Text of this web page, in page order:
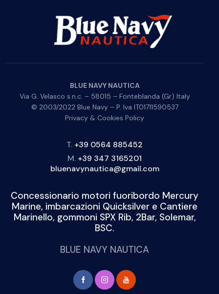
BLUE NAVY NAUTICA
Via G. Velasco s.n.c. – 58015 – Fonteblanda (Gr) Italy
© 2003/2022 Blue Navy – P. Iva IT01711590537
Privacy & Cookies Policy
T. +39 0564 885452
M. +39 347 3165201
bluenavynautica@gmail.com
Concessionario motori fuoribordo Mercury
Marine, imbarcazioni Quicksilver e Cantiere
Marinello, gommoni SPX Rib, 2Bar, Solemar,
BSC.
BLUE NAVY NAUTICA